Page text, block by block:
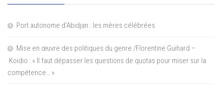
Port autonome d’Abidjan : les mères célébrées
Mise en œuvre des politiques du genre /Florentine Guihard –
Koidio : « Il faut dépasser les questions de quotas pour miser sur la
compétence… »